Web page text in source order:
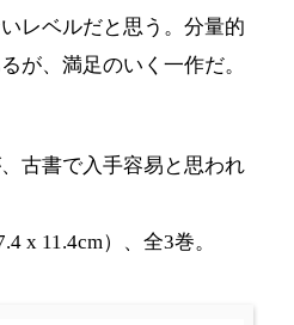
レベルだと思う。分量的
が、満足のいく一作だ。
古書で入手容易と思われ
x 11.4cm）、全3巻。